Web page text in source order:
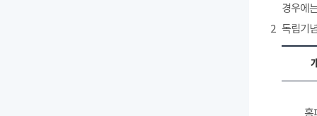
경우에
2 독립기
홈